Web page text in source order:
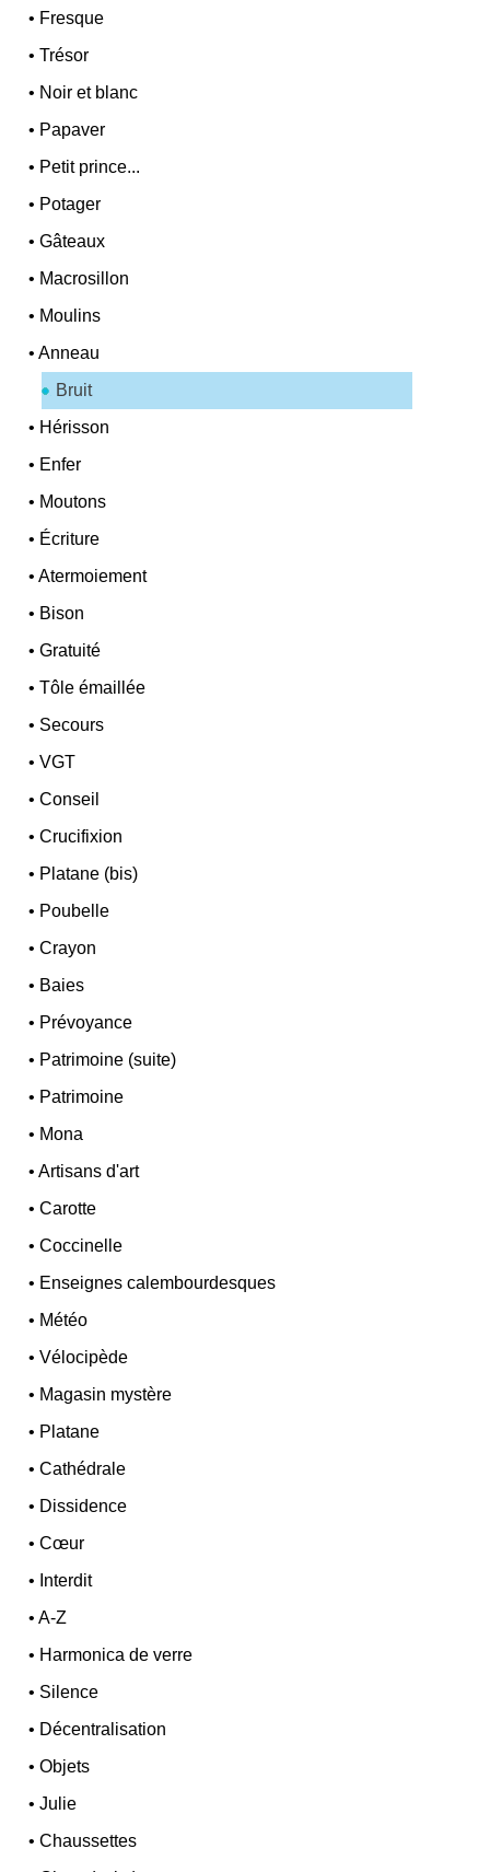
• Fresque
•Trésor
• Noir et blanc
• Papaver
• Petit prince...
• Potager
•Gâteaux
• Macrosillon
• Moulins
•Anneau
Bruit
• Hérisson
• Enfer
• Moutons
• Écriture
•Atermoiement
• Bison
•Gratuité
•Tôle émaillée
• Secours
•VGT
•Conseil
•Crucifixion
• Platane (bis)
• Poubelle
•Crayon
• Baies
• Prévoyance
• Patrimoine (suite)
• Patrimoine
• Mona
•Artisans d'art
•Carotte
•Coccinelle
• Enseignes calembourdesques
• Météo
•Vélocipède
• Magasin mystère
• Platane
•Cathédrale
• Dissidence
•Cœur
• Interdit
•A-Z
• Harmonica de verre
• Silence
• Décentralisation
•Objets
•Julie
•Chaussettes